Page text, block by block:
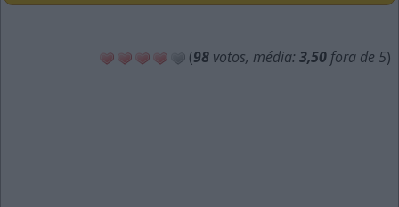
(98 votos, média: 3,50 fora de 5)